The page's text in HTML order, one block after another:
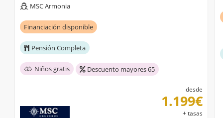
MSC Armonia
Financiación disponible
Pensión Completa
Niños gratis Descuento mayores 65
desde
1.199€
+ tasas